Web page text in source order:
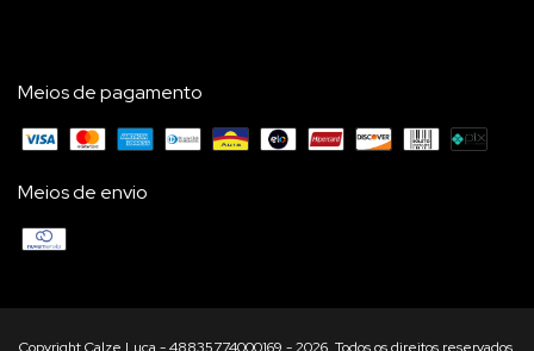
Meios de pagamento
Meios de envio